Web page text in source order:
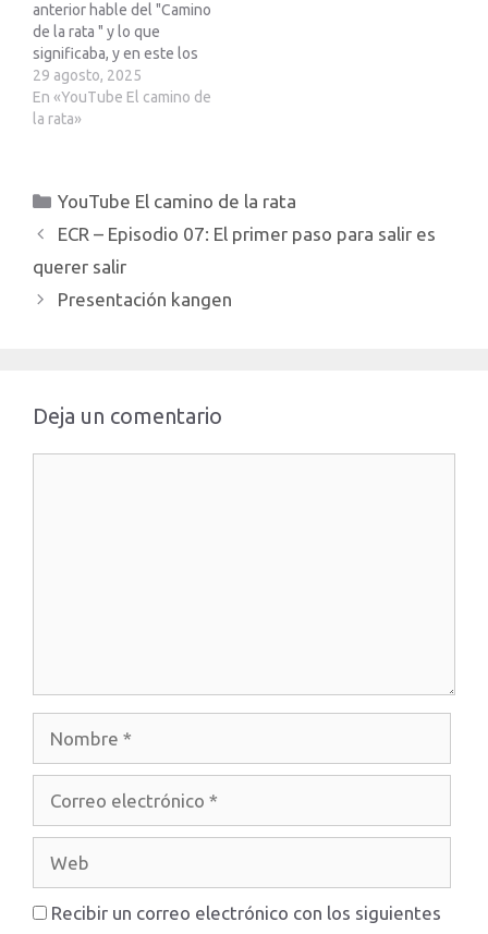
anterior hable del "Camino
de la rata " y lo que
significaba, y en este los
primeros pasos para
identificarlo. Podcast
perteneciente a la Red23,
adquirir un Tesla te
paso…
29 agosto, 2025
En «YouTube El camino de
la rata»
Categorías
YouTube El camino de la rata
ECR – Episodio 07: El primer paso para salir es
querer salir
Presentación kangen
Deja un comentario
Recibir un correo electrónico con los siguientes